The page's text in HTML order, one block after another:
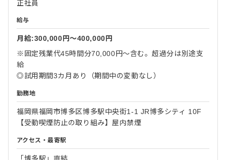
正社員
給与
月給:300,000円〜400,000円
※固定残業代45時間分70,000円～含む。超過分は別途支
給
◎試用期間3カ月あり（期間中の変動なし）
勤務地
福岡県福岡市博多区博多駅中央街1-1 JR博多シティ 10F
【受動喫煙防止の取り組み】屋内禁煙
アクセス・最寄駅